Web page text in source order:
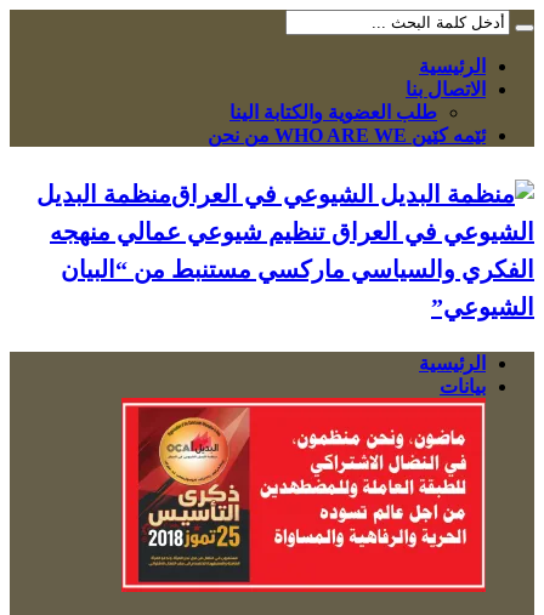
الرئيسية
الاتصال بنا
طلب العضوية والكتابة الينا
ئێمە کێین WHO ARE WE من نحن
منظمة البديل
الشيوعي في العراق تنظيم شيوعي عمالي منهجه
الفكري والسياسي ماركسي مستنبط من “البيان
الشيوعي”
الرئيسية
بيانات